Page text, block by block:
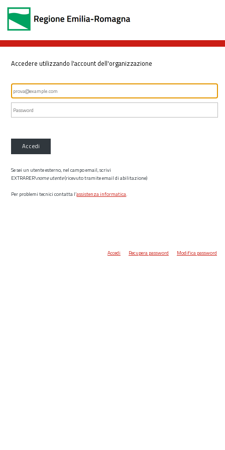
Accedere utilizzando l'account dell'organizzazione
Accedi
Se sei un utente esterno, nel campo email, scrivi
EXTRARER\nome utente(ricevuto tramite email di abilitazione)
Per problemi tecnici contatta l’assistenza informatica.
Accedi Recupera password Modifica password